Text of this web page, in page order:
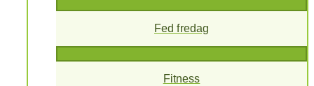
Fed fredag
Fitness